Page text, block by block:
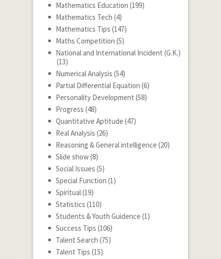
Mathematics Education (199)
Mathematics Tech (4)
Mathematics Tips (147)
Maths Competition (5)
National and International Incident (G.K.)
(13)
Numerical Analysis (54)
Partial Differential Equation (6)
Personality Development (58)
Progress (48)
Quantitative Aptitude (47)
Real Analysis (26)
Reasoning & General intelligence (20)
Slide show(8)
Social Issues (5)
Special Function (1)
Spiritual(19)
Statistics (110)
Students & Youth Guidence (1)
Success Tips (106)
Talent Search (75)
Talent Tips (15)